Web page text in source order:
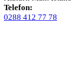
Telefon:
0288 412 77 78